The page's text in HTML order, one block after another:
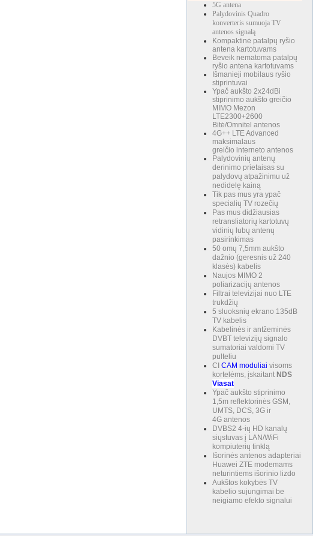
5G antena
Palydovinis Quadro
konverteris sumuoja TV
antenos signalą
Kompaktinė patalpų ryšio
antena kartotuvams
Beveik nematoma patalpų
ryšio antena kartotuvams
Išmanieji mobilaus ryšio
stiprintuvai
Ypač aukšto 2x24dBi
stiprinimo aukšto greičio
MIMO Mezon
LTE2300+2600
Bitė/Omnitel antenos
4G++ LTE Advanced
maksimalaus
greičio interneto antenos
Palydovinių antenų
derinimo prietaisas su
palydovų atpažinimu už
nedidelę kainą
Tik pas mus yra ypač
specialių TV rozečių
Pas mus didžiausias
retransliatorių kartotuvų
vidinių lubų antenų
pasirinkimas
50 omų 7,5mm aukšto
dažnio (geresnis už 240
klasės) kabelis
Naujos MIMO 2
poliarizacijų antenos
Filtrai televizijai nuo LTE
trukdžių
5 sluoksnių ekrano 135dB
TV kabelis
Kabelinės ir antžeminės
DVBT televizijų signalo
sumatoriai valdomi TV
pulteliu
CI CAM moduliai visoms
kortelėms, įskaitant NDS
Viasat
Ypač aukšto stiprinimo
1,5m reflektorinės GSM,
UMTS, DCS, 3G ir
4G antenos
DVBS2 4-ių HD kanalų
siųstuvas į LAN/WiFi
kompiuterių tinklą
Išorinės antenos adapteriai
Huawei ZTE modemams
neturintiems išorinio lizdo
Aukštos kokybės TV
kabelio sujungimai be
neigiamo efekto signalui